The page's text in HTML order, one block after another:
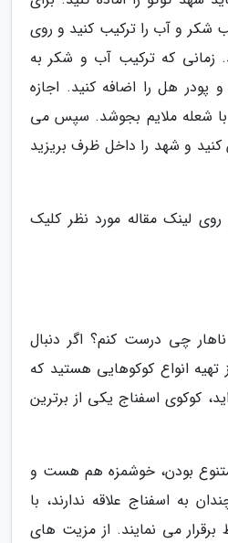
شکر و آب را ترکیب کنید و روی
زمانی که ترکیب آب و شکر به
پودر هل را اضافه کنید. اجازه
برای 10 دقیقه با شعله ملایم بجوشد. سپس می
کنید و شهد را داخل ظرف بریزید
لینک مقاله مورد نظر کلیک
چی درست کنم؟ اگر دنبال
انواع کوکوهایی هستید که
کوکوی اسفناج یکی از برترین
متنوع بودن، خوشمزه هم هست و
به اسفناج علاقه ندارند، با
برقرار می نمایند. از مزیت های